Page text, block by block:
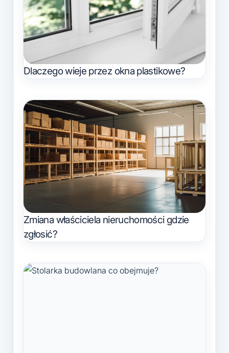
Dlaczego wieje przez okna plastikowe?
Zmiana właściciela nieruchomości gdzie
zgłosić?